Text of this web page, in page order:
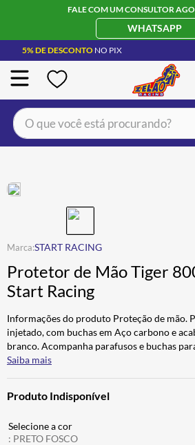
FALE COM UM CONSULTOR
WHATSAPP
5% DE DESCONTO NO PIX
O que você está procurando?
START RACING
Protetor de Mão Tiger
Start Racing
Informações do produto Proteção de mão.
injetado, com buchas em Aço carbono e
branco. Acompanha parafusos e buchas
Saiba mais
Produto Indisponível
: PRETO FOSCO
JAQUETA
4º ÓCULOS SOLAR
5º LUVA
6º ALPINESTAR
7º BAU
8º CALÇA
9º AIROH
10º BOTAS